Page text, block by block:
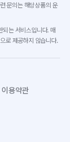
문의는 해당상품의 운
는 서비스입니다. 매
로 제공하지 않습니다.
용약관